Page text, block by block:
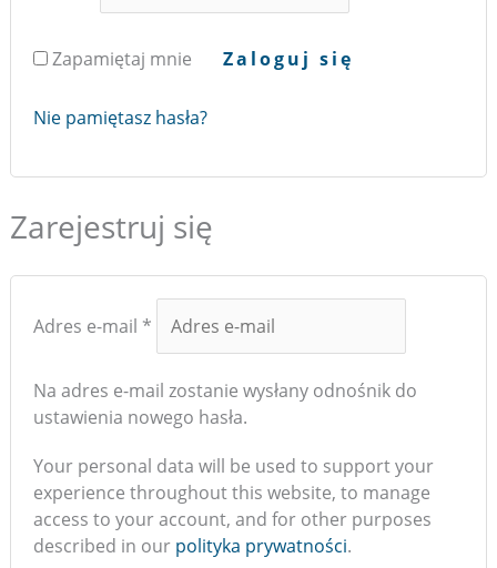
Zapamiętaj mnie Zaloguj się
Nie pamiętasz hasła?
Zarejestruj się
Adres e-mail *
Na adres e-mail zostanie wysłany odnośnik do
ustawienia nowego hasła.
Your personal data will be used to support your
experience throughout this website, to manage
access to your account, and for other purposes
described in our polityka prywatności.